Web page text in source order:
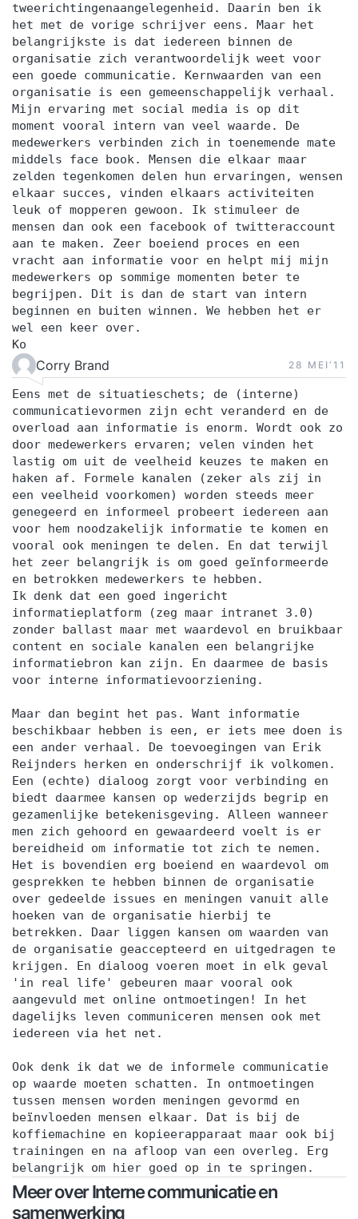
tweerichtingenaangelegenheid. Daarin ben ik
het met de vorige schrijver eens. Maar het
belangrijkste is dat iedereen binnen de
organisatie zich verantwoordelijk weet voor
een goede communicatie. Kernwaarden van een
organisatie is een gemeenschappelijk verhaal.
Mijn ervaring met social media is op dit
moment vooral intern van veel waarde. De
medewerkers verbinden zich in toenemende mate
middels face book. Mensen die elkaar maar
zelden tegenkomen delen hun ervaringen, wensen
elkaar succes, vinden elkaars activiteiten
leuk of mopperen gewoon. Ik stimuleer de
mensen dan ook een facebook of twitteraccount
aan te maken. Zeer boeiend proces en een
vracht aan informatie voor en helpt mij mijn
medewerkers op sommige momenten beter te
begrijpen. Dit is dan de start van intern
beginnen en buiten winnen. We hebben het er
wel een keer over.
Ko
Corry Brand 28 MEI‘11
Eens met de situatieschets; de (interne)
communicatievormen zijn echt veranderd en de
overload aan informatie is enorm. Wordt ook zo
door medewerkers ervaren; velen vinden het
lastig om uit de veelheid keuzes te maken en
haken af. Formele kanalen (zeker als zij in
een veelheid voorkomen) worden steeds meer
genegeerd en informeel probeert iedereen aan
voor hem noodzakelijk informatie te komen en
vooral ook meningen te delen. En dat terwijl
het zeer belangrijk is om goed geïnformeerde
en betrokken medewerkers te hebben.
Ik denk dat een goed ingericht
informatieplatform (zeg maar intranet 3.0)
zonder ballast maar met waardevol en bruikbaar
content en sociale kanalen een belangrijke
informatiebron kan zijn. En daarmee de basis
voor interne informatievoorziening.
Maar dan begint het pas. Want informatie
beschikbaar hebben is een, er iets mee doen is
een ander verhaal. De toevoegingen van Erik
Reijnders herken en onderschrijf ik volkomen.
Een (echte) dialoog zorgt voor verbinding en
biedt daarmee kansen op wederzijds begrip en
gezamenlijke betekenisgeving. Alleen wanneer
men zich gehoord en gewaardeerd voelt is er
bereidheid om informatie tot zich te nemen.
Het is bovendien erg boeiend en waardevol om
gesprekken te hebben binnen de organisatie
over gedeelde issues en meningen vanuit alle
hoeken van de organisatie hierbij te
betrekken. Daar liggen kansen om waarden van
de organisatie geaccepteerd en uitgedragen te
krijgen. En dialoog voeren moet in elk geval
'in real life' gebeuren maar vooral ook
aangevuld met online ontmoetingen! In het
dagelijks leven communiceren mensen ook met
iedereen via het net.
Ook denk ik dat we de informele communicatie
op waarde moeten schatten. In ontmoetingen
tussen mensen worden meningen gevormd en
beïnvloeden mensen elkaar. Dat is bij de
koffiemachine en kopieerapparaat maar ook bij
trainingen en na afloop van een overleg. Erg
belangrijk om hier goed op in te springen.
Meer over Interne communicatie en
samenwerking